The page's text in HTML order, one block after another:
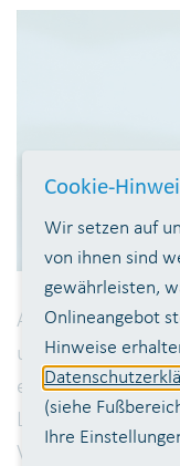
Aufgrund von
unserer
einer
Leitungsabschnitt
Cookie-
Wir setzen auf
von ihnen sind
gewährleisten,
Onlineangebot
Hinweise
(siehe
Ihre